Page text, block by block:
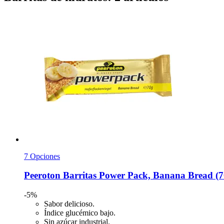
7 Opciones
Peeroton Barritas Power Pack, Banana Bread
-5%
Sabor delicioso.
Índice glucémico bajo.
Sin azúcar industrial.